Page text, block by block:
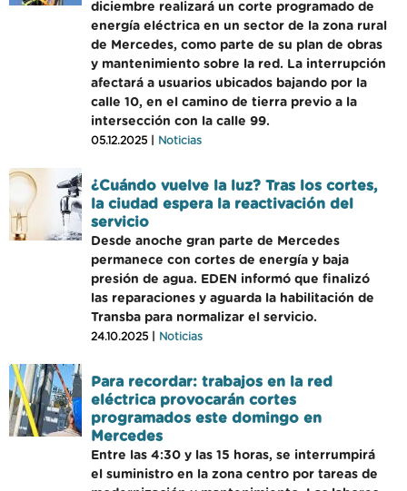
diciembre realizará un corte programado de
energía eléctrica en un sector de la zona rural
de Mercedes, como parte de su plan de obras
y mantenimiento sobre la red. La interrupción
afectará a usuarios ubicados bajando por la
calle 10, en el camino de tierra previo a la
intersección con la calle 99.
05.12.2025 | Noticias
¿Cuándo vuelve la luz? Tras los cortes,
la ciudad espera la reactivación del
servicio
Desde anoche gran parte de Mercedes
permanece con cortes de energía y baja
presión de agua. EDEN informó que finalizó
las reparaciones y aguarda la habilitación de
Transba para normalizar el servicio.
24.10.2025 | Noticias
Para recordar: trabajos en la red
eléctrica provocarán cortes
programados este domingo en
Mercedes
Entre las 4:30 y las 15 horas, se interrumpirá
el suministro en la zona centro por tareas de